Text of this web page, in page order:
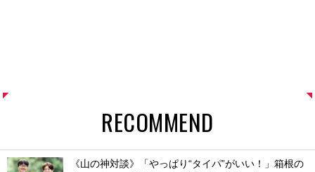
RECOMMEND
《山の神対談》「やっぱり“タイパ”がいい！」箱根の